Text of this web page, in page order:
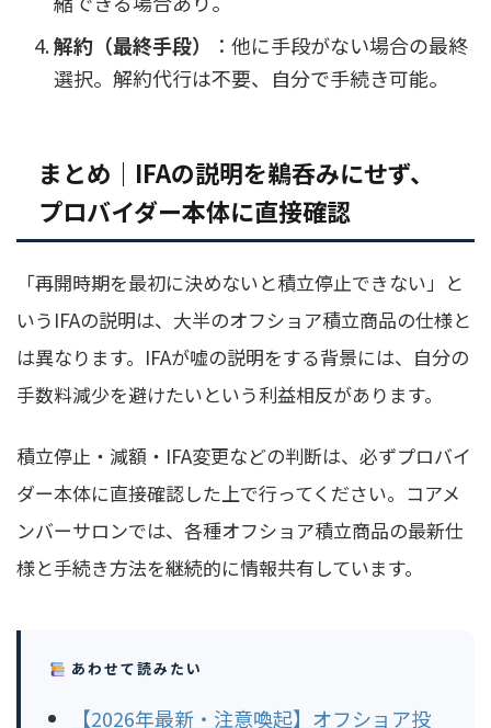
解約（最終手段）
：他に手段がない場合の最終
選択。解約代行は不要、自分で手続き可能。
まとめ｜IFAの説明を鵜呑みにせず、
プロバイダー本体に直接確認
「再開時期を最初に決めないと積立停止できない」と
いうIFAの説明は、大半のオフショア積立商品の仕様と
は異なります。IFAが嘘の説明をする背景には、自分の
手数料減少を避けたいという利益相反があります。
積立停止・減額・IFA変更などの判断は、必ずプロバイ
ダー本体に直接確認した上で行ってください。コアメ
ンバーサロンでは、各種オフショア積立商品の最新仕
様と手続き方法を継続的に情報共有しています。
あわせて読みたい
【2026年最新・注意喚起】オフショア投